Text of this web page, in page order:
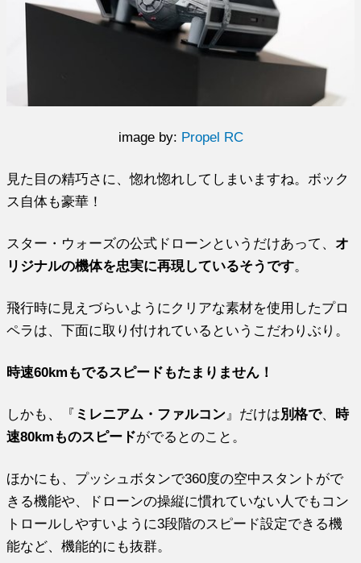
image by: Propel RC
見た目の精巧さに、惚れ惚れしてしまいますね。ボック
ス自体も豪華！
スター・ウォーズの公式ドローンというだけあって、 オ
リジナルの機体を忠実に再現しているそうです。
飛行時に見えづらいようにクリアな素材を使用したプロ
ペラは、下面に取り付けれているというこだわりぶり。
時速60kmもでるスピードもたまりません！
しかも、『 ミレニアム・ファルコン 』だけは別格で、
時
速80kmものスピードがでるとのこと。
ほかにも、プッシュボタンで360度の空中スタントがで
きる機能や、ドローンの操縦に慣れていない人でもコン
トロールしやすいように3段階のスピード設定できる機
能など、機能的にも抜群。